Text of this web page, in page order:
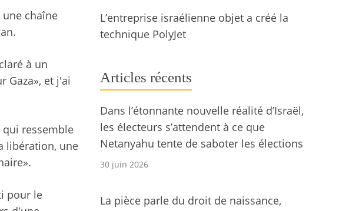
une chaîne
à un
Gaza», et j'ai
ressemble
libération, une
pour le
L’entreprise israélienne objet a créé la
technique PolyJet
Articles récents
Dans l’étonnante nouvelle réalité d’Israël,
les électeurs s’attendent à ce que
Netanyahu tente de saboter les élections
30 juin 2026
La pièce parle du droit de naissance,